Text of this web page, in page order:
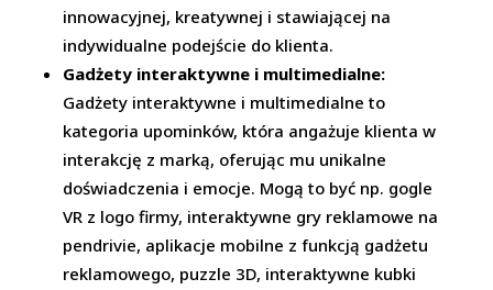
innowacyjnej, kreatywnej i stawiającej na
indywidualne podejście do klienta.
Gadżety interaktywne i multimedialne:
Gadżety interaktywne i multimedialne to
kategoria upominków, która angażuje klienta w
interakcję z marką, oferując mu unikalne
doświadczenia i emocje. Mogą to być np. gogle
VR z logo firmy, interaktywne gry reklamowe na
pendrivie, aplikacje mobilne z funkcją gadżetu
reklamowego, puzzle 3D, interaktywne kubki